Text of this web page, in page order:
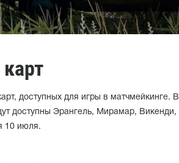
доступных для игры в матчмейкинге. В
доступны Эрангель, Мирамар, Викенди,
10 июля.